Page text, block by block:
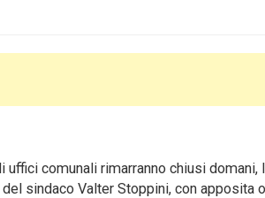
uffici comunali rimarranno chiusi domani,
sindaco Valter Stoppini, con apposita